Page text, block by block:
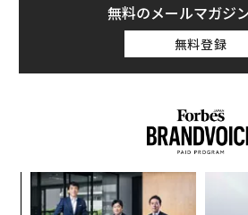
『TRUE NORTH』は北朝鮮の強制
トーリー。とはいえ、独裁国家で
環境下だ。主人公の少年ヨハンの
として日本にルーツがある」とい
的と見なされ、家族と引き離され
無料のメールマガジ
無料登録